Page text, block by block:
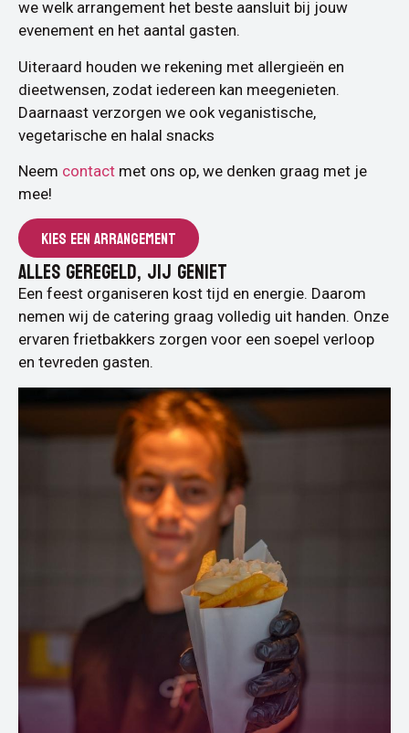
we welk arrangement het beste aansluit bij jouw
evenement en het aantal gasten.
Uiteraard houden we rekening met allergieën en
dieetwensen, zodat iedereen kan meegenieten.
Daarnaast verzorgen we ook veganistische,
vegetarische en halal snacks
Neem contact met ons op, we denken graag met je
mee!
KIES EEN ARRANGEMENT
ALLES GEREGELD, JIJ GENIET
Een feest organiseren kost tijd en energie. Daarom
nemen wij de catering graag volledig uit handen. Onze
ervaren frietbakkers zorgen voor een soepel verloop
en tevreden gasten.